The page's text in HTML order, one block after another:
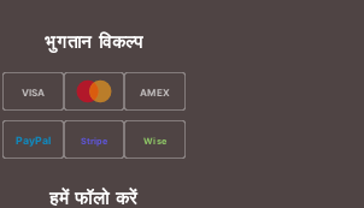
भुगतान विकल्प
VISA AMEX
PayPal Stripe Wise
हमें फॉलो करें